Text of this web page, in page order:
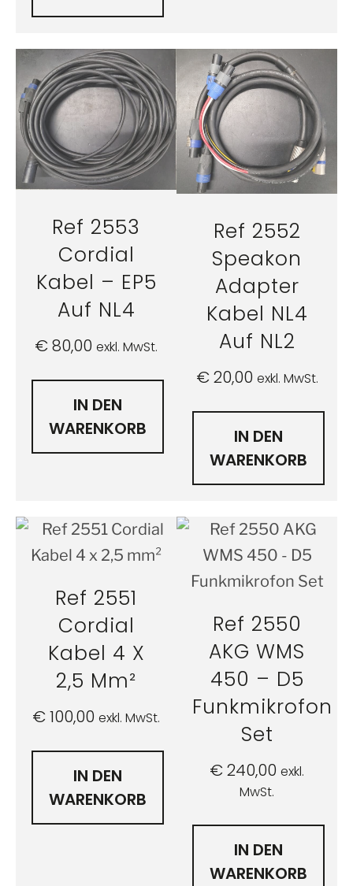
Ref 2553
Cordial
Kabel – EP5
Auf NL4
€80,00 exkl. MwSt.
IN DEN
WARENKORB
Ref 2552
Speakon
Adapter
Kabel NL4
Auf NL2
€20,00 exkl. MwSt.
IN DEN
WARENKORB
Ref 2551
Cordial
Kabel 4 X
2,5 Mm²
€100,00 exkl. MwSt.
IN DEN
WARENKORB
Ref 2550
AKG WMS
450 – D5
Funkmikrofon
Set
€240,00 exkl.
MwSt.
IN DEN
WARENKORB